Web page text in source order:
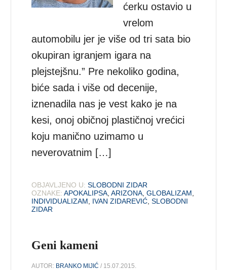
ćerku ostavio u
vrelom
automobilu jer je više od tri sata bio
okupiran igranjem igara na
plejstejšnu.” Pre nekoliko godina,
biće sada i više od decenije,
iznenadila nas je vest kako je na
kesi, onoj običnoj plastičnoj vrećici
koju manično uzimamo u
neverovatnim […]
OBJAVLJENO U: SLOBODNI ZIDAR
OZNAKE: APOKALIPSA ,ARIZONA ,GLOBALIZAM
INDIVIDUALIZAM
IVAN ZIDAREVIĆ ,SLOBODNI
ZIDAR
Geni kameni
AUTOR: BRANKO MIJIĆ / 15.07.2015.